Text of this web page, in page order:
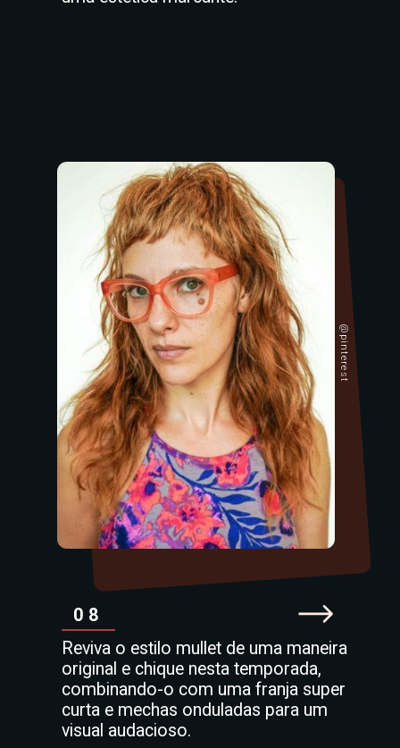
08
Reviva o estilo mullet de uma maneira
original e chique nesta temporada,
combinando-o com uma franja super
curta e mechas onduladas para um
visual audacioso.
@pinterest